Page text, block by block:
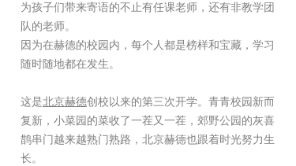
为孩子们带来寄语的不止有任课老师，还有非教学团
队的老师。
因为在赫德的校园内，每个人都是榜样和宝藏，学习
随时随地都在发生。
这是北京赫德创校以来的第三次开学。青青校园新而
复新，小菜园的菜收了一茬又一茬，郊野公园的灰喜
鹊串门越来越熟门熟路，北京赫德也跟着时光努力生
长。